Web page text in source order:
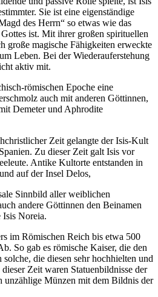
Sie ist eine eigenständige
des Herrn“ so etwas wie das
ist. Mit ihrer großen spirituellen
große magische Fähigkeiten erweckte
Leben. Bei der Wiederauferstehung
aktiv mit.
römischen Epoche eine
auch mit anderen Göttinnen,
Demeter und Aphrodite
Zeit gelangte der Isis-Kult
Zu dieser Zeit galt Isis vor
Antike Kultorte entstanden in
auf der Insel Delos,
Sinnbild aller weiblichen
andere Göttinnen den Beinamen
Noreia.
im Römischen Reich bis etwa 500
So gab es römische Kaiser, die den
die diesen sehr hochhielten und
Zeit waren Statuenbildnisse der
unzählige Münzen mit dem Bildnis der